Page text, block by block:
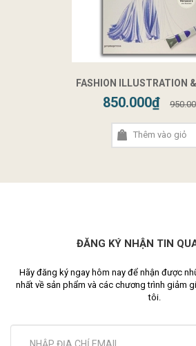
FASHION ILLUSTRATION
850.000₫
Thêm vào giỏ
ĐĂNG KÝ NHẬN TIN
Hãy đăng ký ngay hôm nay để nhận được
nhất về sản phẩm và các chương trình giảm
tôi.